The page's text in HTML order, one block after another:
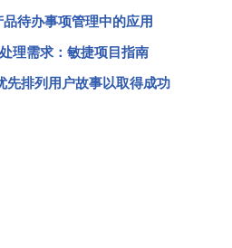
待办事项管理中的应用
理需求：敏捷项目指南
先排列用户故事以取得成功